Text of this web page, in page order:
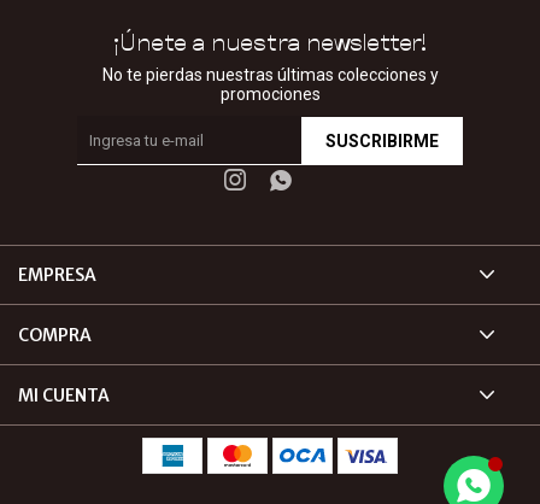
EMPRESA
COMPRA
MI CUENTA
¡Únete a nuestra newsletter!
No te pierdas nuestras últimas colecciones y
promociones
SUSCRIBIRME
 